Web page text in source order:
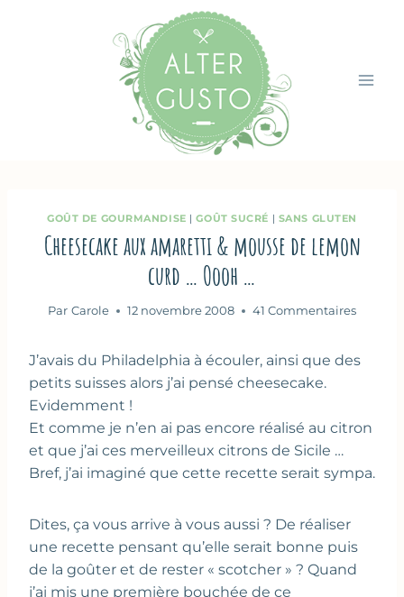
GOÛT DE GOURMANDISE |GOÛT SUCRÉ | SANS GLUTEN
Cheesecake aux amaretti & mousse de lemon
curd … Oooh …
Par Carole 12 novembre 2008 41 Commentaires
J’avais du Philadelphia à écouler, ainsi que des
petits suisses alors j’ai pensé cheesecake.
Evidemment !
Et comme je n’en ai pas encore réalisé au citron
et que j’ai ces merveilleux citrons de Sicile …
Bref, j’ai imaginé que cette recette serait sympa.
Dites, ça vous arrive à vous aussi ? De réaliser
une recette pensant qu’elle serait bonne puis
de la goûter et de rester « scotcher » ? Quand
j’ai mis une première bouchée de ce